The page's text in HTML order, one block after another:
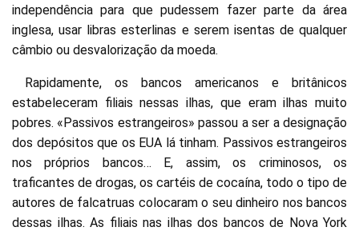
independência para que pudessem fazer parte da área
inglesa, usar libras esterlinas e serem isentas de qualquer
câmbio ou desvalorização da moeda.
Rapidamente, os bancos americanos e britânicos
estabeleceram filiais nessas ilhas, que eram ilhas muito
pobres. «Passivos estrangeiros» passou a ser a designação
dos depósitos que os EUA lá tinham. Passivos estrangeiros
nos próprios bancos… E, assim, os criminosos, os
traficantes de drogas, os cartéis de cocaína, todo o tipo de
autores de falcatruas colocaram o seu dinheiro nos bancos
dessas ilhas. As filiais nas ilhas dos bancos de Nova York